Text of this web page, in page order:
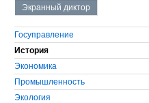
Экранный диктор
Госуправление
История
Экономика
Промышленность
Экология